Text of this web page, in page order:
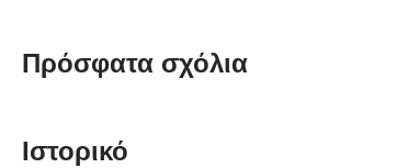
Πρόσφατα σχόλια
Ιστορικό